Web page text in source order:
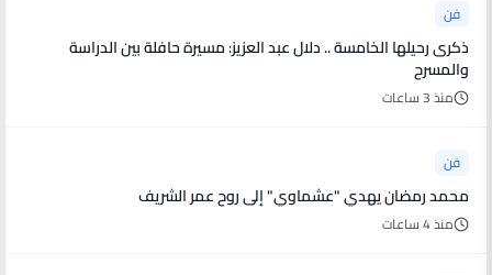
فن
ذكرى رحيلها الخامسة .. دلال عبد العزيز: مسيرة حافلة بين الدراسة
والمسرح
منذ 3 ساعات
فن
محمد رمضان يهدي "عشماوي" إلى روح عمر الشريف
منذ 4 ساعات